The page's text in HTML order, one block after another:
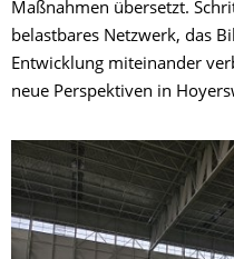
Maßnahmen übersetzt.
belastbares Netzwerk, das
Entwicklung miteinander
neue Perspektiven in